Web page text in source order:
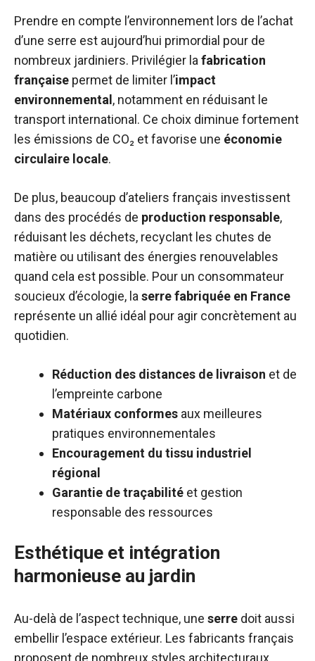
Prendre en compte l’environnement lors de l’achat
d’une serre est aujourd’hui primordial pour de
nombreux jardiniers. Privilégier la fabrication
française permet de limiter l’impact
environnemental , notamment en réduisant le
transport international. Ce choix diminue fortement
les émissions de CO₂ et favorise une économie
circulaire locale.
De plus, beaucoup d’ateliers français investissent
dans des procédés de production responsable,
réduisant les déchets, recyclant les chutes de
matière ou utilisant des énergies renouvelables
quand cela est possible. Pour un consommateur
soucieux d’écologie, la serre fabriquée en France
représente un allié idéal pour agir concrètement au
quotidien.
Réduction des distances de livraison et de
l’empreinte carbone
Matériaux conformes aux meilleures
pratiques environnementales
Encouragement du tissu industriel
régional
Garantie de traçabilité et gestion
responsable des ressources
Esthétique et intégration
harmonieuse au jardin
Au-delà de l’aspect technique, une serre doit aussi
embellir l’espace extérieur. Les fabricants français
proposent de nombreux styles architecturaux,